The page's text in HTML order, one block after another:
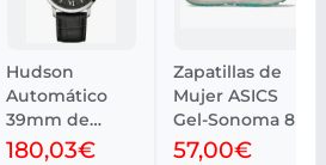
Hudson
Automático
39mm de
Bulova
180,03€
Zapatillas de
Mujer ASICS
Gel-Sonoma 8
57,00€